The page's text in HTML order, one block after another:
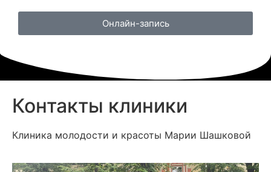
Онлайн-запись
Контакты клиники
Клиника молодости и красоты Марии Шашковой